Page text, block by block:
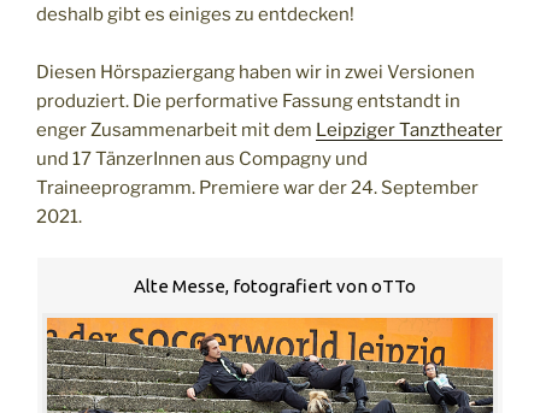
deshalb gibt es einiges zu entdecken!
Diesen Hörspaziergang haben wir in zwei Versionen
produziert. Die performative Fassung entstandt in
enger Zusammenarbeit mit dem Leipziger Tanztheater
und 17 TänzerInnen aus Compagny und
Traineeprogramm. Premiere war der 24. September
2021.
Alte Messe, fotografiert von oTTo